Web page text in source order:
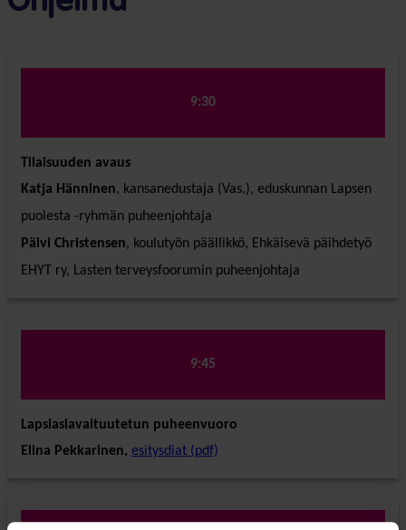
9:30
Tilaisuuden avaus
Katja Hänninen, kansanedustaja (Vas.), eduskunnan Lapsen
puolesta -ryhmän puheenjohtaja
Päivi Christensen, koulutyön päällikkö, Ehkäisevä päihdetyö
EHYT ry, Lasten terveysfoorumin puheenjohtaja
9:45
Lapsiasiavaltuutetun puheenvuoro
Elina Pekkarinen, esitysdiat (pdf)